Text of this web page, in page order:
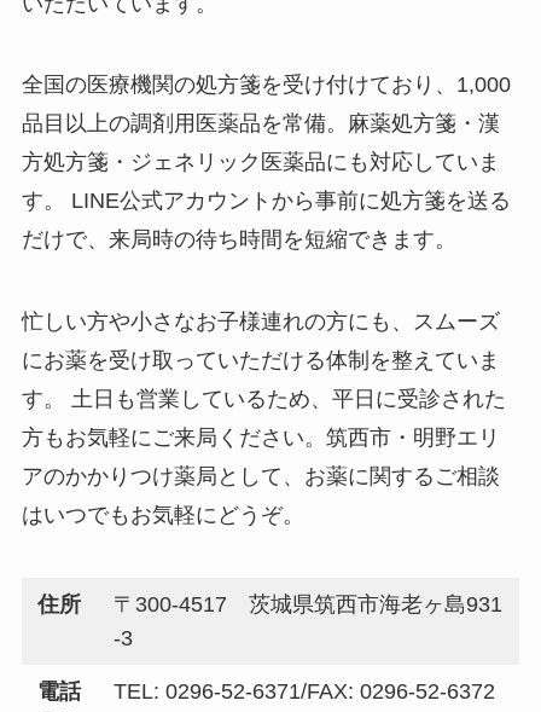
全国の医療機関の処方箋を受け付けており、1,000
品目以上の調剤用医薬品を常備。麻薬処方箋・漢
方処方箋・ジェネリック医薬品にも対応していま
す。 LINE公式アカウントから事前に処方箋を送る
だけで、来局時の待ち時間を短縮できます。
忙しい方や小さなお子様連れの方にも、スムーズ
にお薬を受け取っていただける体制を整えていま
す。 土日も営業しているため、平日に受診された
方もお気軽にご来局ください。筑西市・明野エリ
アのかかりつけ薬局として、お薬に関するご相談
はいつでもお気軽にどうぞ。
住所
〒300-4517 茨城県筑西市海老ヶ島931
-3
電話
TEL: 0296-52-6371/FAX: 0296-52-6372